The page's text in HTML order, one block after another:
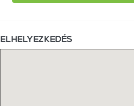
ELHELYEZKEDÉS